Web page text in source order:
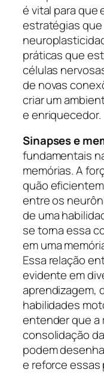
é vital para que
estratégias
práticas que
células
de novas
criar um
e enriquecedor.
Sinapses e
fundamentais
memórias. A
quão
entre os
de uma
se torna essa
em uma
Essa relação
evidente em
aprendizagem,
habilidades
entender que a
consolidação
podem
e reforce essas